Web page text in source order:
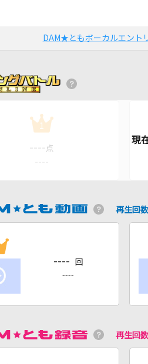
DAM★ともボーカルエント
1
---- 点
----
再生回
---- 回
----
再生回